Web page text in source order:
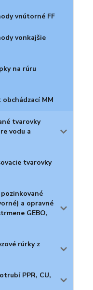
vnútorné FF
vonkajšie
na rúru
MM
tvarovky
vodu a
tvarovky
a opravné
GEBO,
rúrky z
PPR, CU,